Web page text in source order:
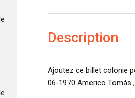
Description
Ajoutez ce billet colonie
06-1970 Americo Tomás